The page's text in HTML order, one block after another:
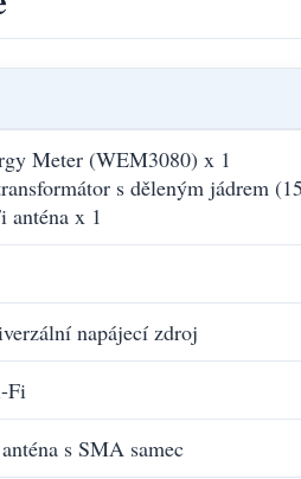
Meter (WEM3080) x 1
s děleným jádrem
anténa x 1
napájecí zdroj
Fi
s SMA samec